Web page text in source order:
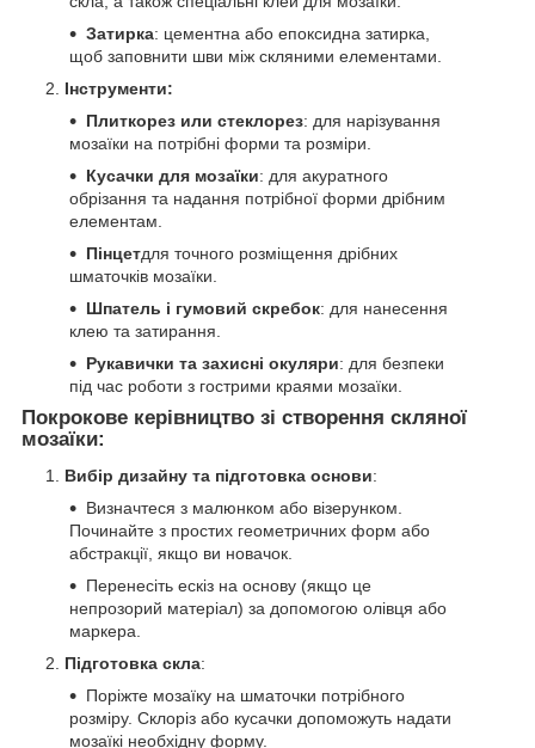
Затирка: цементна або епоксидна затирка,
щоб заповнити шви між скляними елементами.
Інструменти:
Плиткорез или стеклорез: для нарізування
мозаїки на потрібні форми та розміри.
Кусачки для мозаїки: для акуратного
обрізання та надання потрібної форми дрібним
елементам.
Пінцетдля точного розміщення дрібних
шматочків мозаїки.
Шпатель і гумовий скребок: для нанесення
клею та затирання.
Рукавички та захисні окуляри: для безпеки
під час роботи з гострими краями мозаїки.
Покрокове керівництво зі створення скляної
мозаїки:
Вибір дизайну та підготовка основи:
Визначтеся з малюнком або візерунком.
Починайте з простих геометричних форм або
абстракції, якщо ви новачок.
Перенесіть ескіз на основу (якщо це
непрозорий матеріал) за допомогою олівця або
маркера.
Підготовка скла:
Поріжте мозаїку на шматочки потрібного
розміру. Склоріз або кусачки допоможуть надати
мозаїкі необхідну форму.